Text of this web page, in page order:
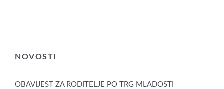
NOVOSTI
OBAVIJEST ZA RODITELJE PO TRG MLADOSTI